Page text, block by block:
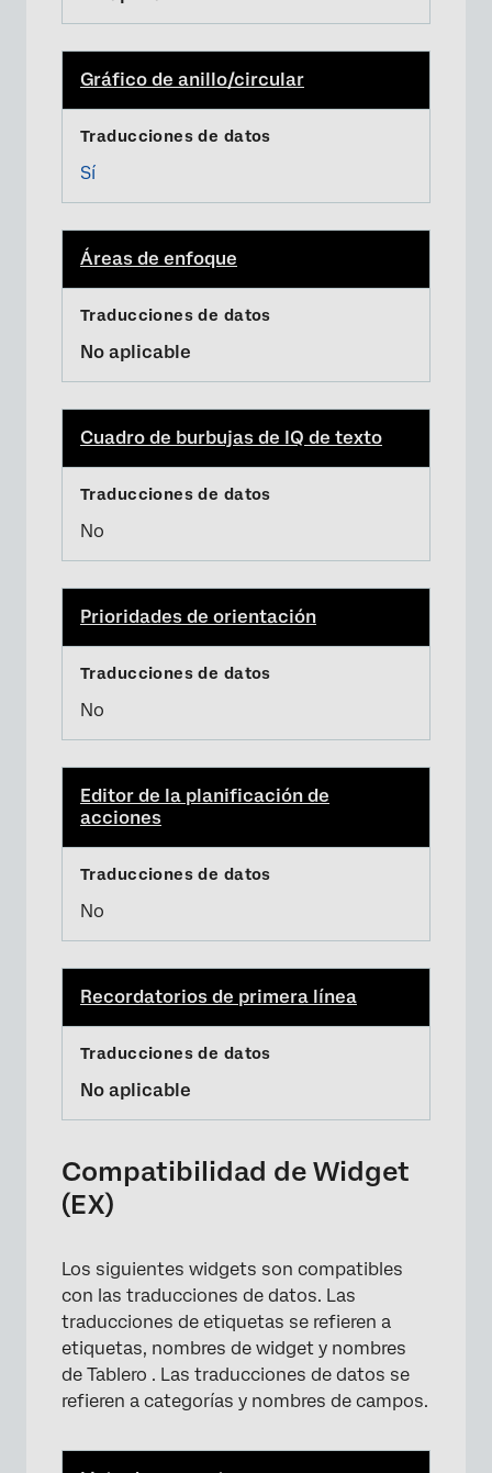
Gráfico de anillo/circular
Sí
Áreas de enfoque
No aplicable
Cuadro de burbujas de IQ de texto
No
Prioridades de orientación
No
Editor de la planificación de
acciones
No
Recordatorios de primera línea
No aplicable
Compatibilidad de Widget
(EX)
Los siguientes widgets son compatibles
con las traducciones de datos. Las
traducciones de etiquetas se refieren a
etiquetas, nombres de widget y nombres
de Tablero . Las traducciones de datos se
refieren a categorías y nombres de campos.